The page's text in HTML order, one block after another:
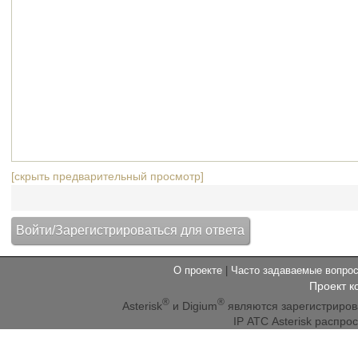
[скрыть предварительный просмотр]
О проекте Часто задаваемые
Проект
Asterisk® и Digium® являются
IP АТС Asterisk